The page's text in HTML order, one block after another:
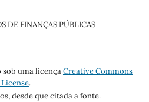
DE FINANÇAS PÚBLICAS
uma licençaCreative Commons
.
desde que citada a fonte.